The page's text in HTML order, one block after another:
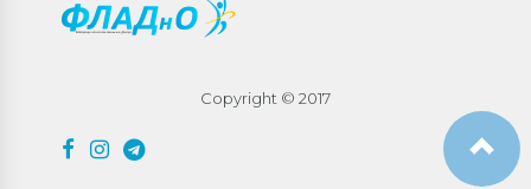
Copyright © 2017